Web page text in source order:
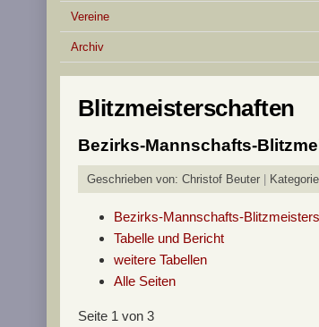
Vereine
Archiv
Blitzmeisterschaften
Bezirks-Mannschafts-
Geschrieben von: Christof Beuter
Bezirks-Mannschafts-
Tabelle und Bericht
weitere Tabellen
Alle Seiten
Seite 1 von 3